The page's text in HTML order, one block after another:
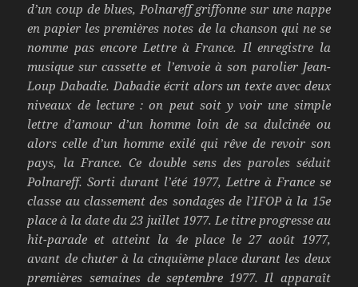
d’un coup de blues, Polnareff griffonne sur une nappe
en papier les premières notes de la chanson qui ne se
nomme pas encore Lettre à France. Il enregistre la
musique sur cassette et l’envoie à son parolier Jean-
Loup Dabadie. Dabadie écrit alors un texte avec deux
niveaux de lecture : on peut soit y voir une simple
lettre d’amour d’un homme loin de sa dulcinée ou
alors celle d’un homme exilé qui rêve de revoir son
pays, la France. Ce double sens des paroles séduit
Polnareff. Sorti durant l’été 1977, Lettre à France se
classe au classement des sondages de l’IFOP à la 15e
place à la date du 23 juillet 1977. Le titre progresse au
hit-parade et atteint la 4e place le 27 août 1977,
avant de chuter à la cinquième place durant les deux
premières semaines de septembre 1977. Il apparaît